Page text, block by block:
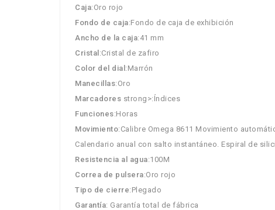
Caja:Oro rojo
Fondo de caja:Fondo de caja de exhibición
Ancho de la caja:41 mm
Cristal :Cristal de zafiro
Color del dial :Marrón
Manecillas:Oro
Marcadores strong>:Índices
Funciones:Horas
Movimiento:Calibre Omega 8611 Movimiento
Calendario anual con salto instantáneo. Espiral de
Resistencia al agua:100M
Correa de pulsera:Oro rojo
Tipo de cierre:Plegado
Garantía: Garantía total de fábrica